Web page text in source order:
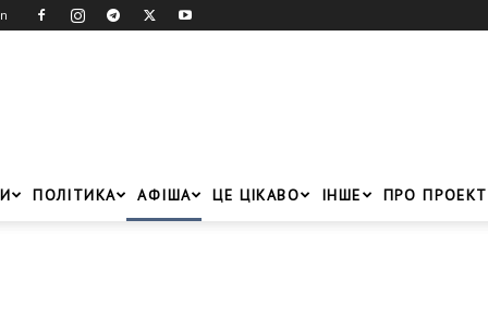
ПОЛІТИКА АФІША ЦЕ ЦІКАВО ІНШЕ ПРО ПРОЕКТ